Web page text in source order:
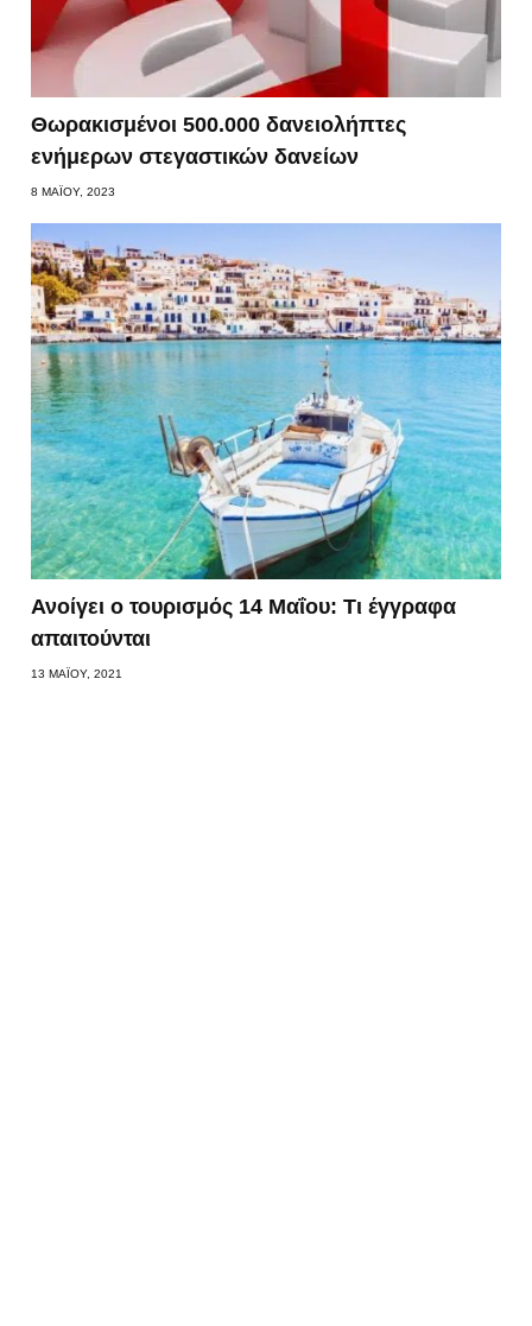
Θωρακισμένοι 500.000 δανειολήπτες
ενήμερων στεγαστικών δανείων
8 ΜΑΪ́ΟΥ, 2023
Ανοίγει ο τουρισμός 14 Μαΐου: Τι έγγραφα
απαιτούνται
13 ΜΑΪ́ΟΥ, 2021